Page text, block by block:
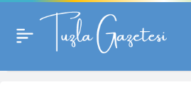
Fujitherma